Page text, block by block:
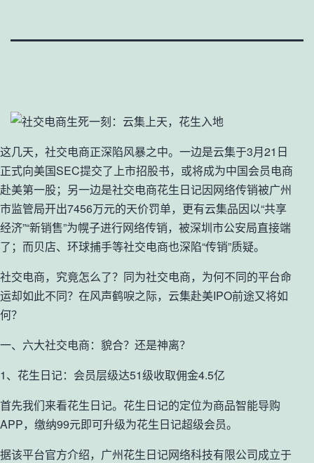
这几天，社交电商正深陷风暴之中。一边是云集于3月21日
正式向美国SEC提交了上市招股书，或将成为中国会员电商
赴美第一股；另一边是社交电商花生日记因网络传销被广州
市监管局开出7456万元的天价罚单，更有云集品因以“共享
经济”“新销售”为幌子进行网络传销，被深圳市公安局直接端
了；而贝店、环球捕手等社交电商也深陷“传销”质疑。
社交电商，究竟怎么了？同为社交电商，为何不同的平台命
运却如此不同？在风声鹤唳之际，云集赴美IPO前途又将如
何？
一、六大社交电商：貌合？还是神离？
1、花生日记：会员层级达51级收取佣金4.5亿
首先我们来看花生日记。花生日记的定位为商品智能导购
APP，缴纳99元即可升级为花生日记超级会员。
据该平台官方介绍，广州花生日记网络科技有限公司成立于